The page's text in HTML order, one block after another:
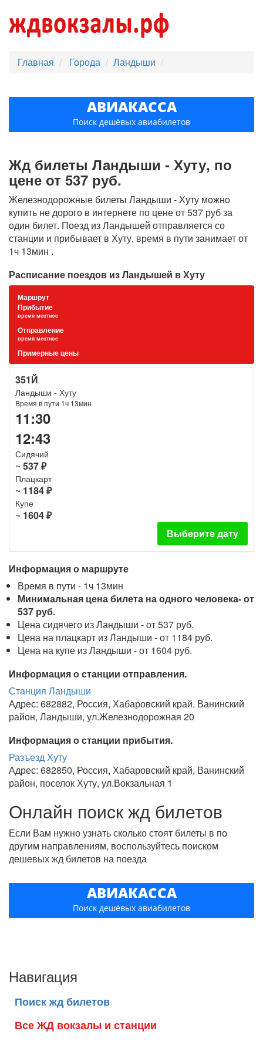
Главная Города Ландыши
АВИАКАССА
Поиск дешёвых авиабилетов
Жд билеты Ландыши - Хуту, по
цене от 537 руб.
Железнодорожные билеты Ландыши - Хуту можно
купить не дорого в интернете по цене от 537 руб за
один билет. Поезд из Ландышей отправляется со
станции и прибывает в Хуту, время в пути занимает от
1ч 13мин .
Расписание поездов из Ландышей в Хуту
Маршрут
Прибытие
время местное
Отправление
время местное
Примерные цены
351Й
Ландыши - Хуту
Время в пути 1ч 13мин
11:30
12:43
Сидячий
~ 537 ₽
Плацкарт
~ 1184 ₽
Купе
~ 1604 ₽
Выберите дату
Информация о маршруте
Время в пути - 1ч 13мин
Минимальная цена билета на одного человека- от
537 руб.
Цена сидячего из Ландыши - от 537 руб.
Цена на плацкарт из Ландыши - от 1184 руб.
Цена на купе из Ландыши - от 1604 руб.
Информация о станции отправления.
Станция Ландыши
Адрес: 682882, Россия, Хабаровский край, Ванинский
район, Ландыши, ул.Железнодорожная 20
Информация о станции прибытия.
Разъезд Хуту
Адрес: 682850, Россия, Хабаровский край, Ванинский
район, поселок Хуту, ул.Вокзальная 1
Онлайн поиск жд билетов
Если Вам нужно узнать сколько стоят билеты в по
другим направлениям, воспользуйтесь поиском
дешевых жд билетов на поезда
АВИАКАССА
Поиск дешёвых авиабилетов
Навигация
Поиск жд билетов
Все ЖД вокзалы и станции